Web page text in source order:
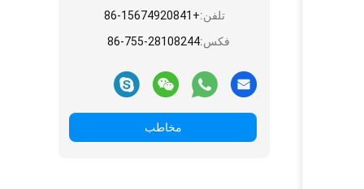
تلفن:+86-15674920841
فکس:86-755-28108244
مخاطب